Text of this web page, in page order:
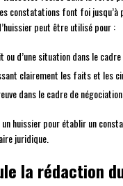
constatations font foi
peut être utilisé pour :
d’une situation dans le
clairement les faits et les
dans le cadre de
huissier pour établir un
juridique.
la rédaction